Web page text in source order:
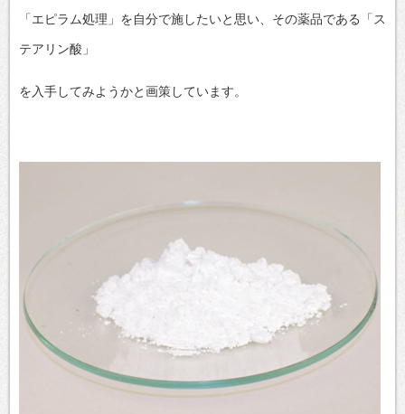
「エピラム処理」を自分で施したいと思い、その薬品である「ス
テアリン酸」
を入手してみようかと画策しています。